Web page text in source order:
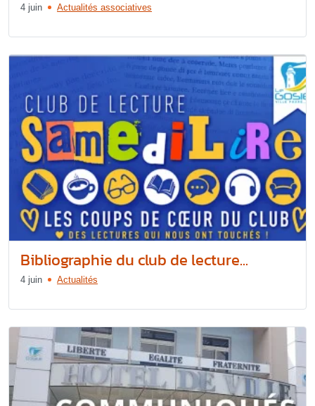
4 juin Actualités associatives
Bibliographie du club de lecture...
4 juin Actualités